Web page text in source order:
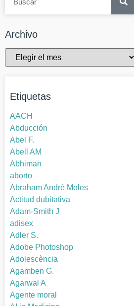
Archivo
Etiquetas
AACH
Abducción
Abel F.
Abell AM
Abhiman
aborto
Abraham André Moles
Actitud dubitativa
Adam-Smith J
adisex
Adler S.
Adobe Photoshop
Adolescència
Agamben G.
Agarwal A
Agente moral